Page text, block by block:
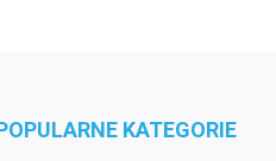
KATEGORIE